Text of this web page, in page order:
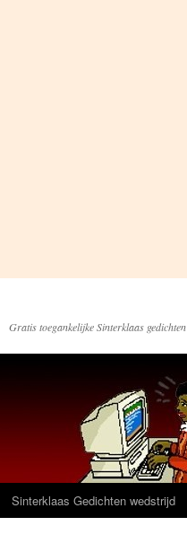
Gratis toegankelijke Sinterklaas gedichten
Sinterklaas Gedichten wedstrijd